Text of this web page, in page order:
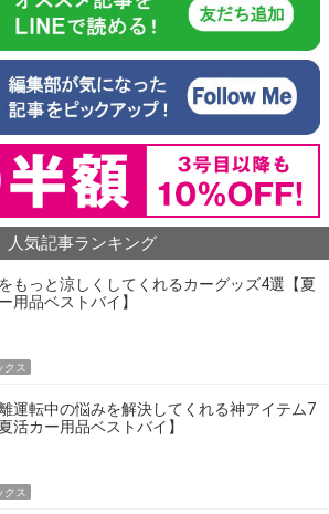
人気記事ランキング
もっと涼しくしてくれるカーグッズ4選【夏
用品ベストバイ】
クス
運転中の悩みを解決してくれる神アイテム7
活カー用品ベストバイ】
クス